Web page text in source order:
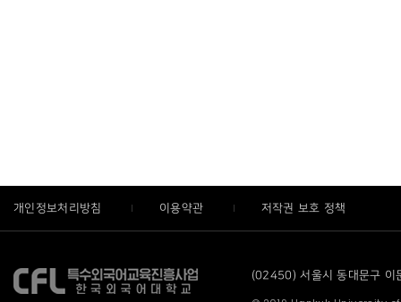
개인정보처리방침 이용약관 저작권 보호 정책
(02450) 서울시 동대문구